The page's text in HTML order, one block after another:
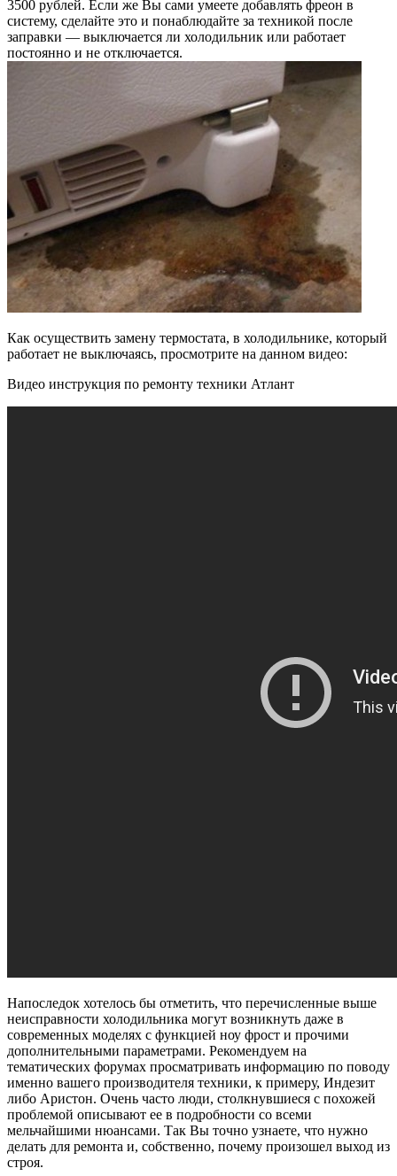
3500 рублей. Если же Вы сами умеете добавлять фреон в
систему, сделайте это и понаблюдайте за техникой после
заправки — выключается ли холодильник или работает
постоянно и не отключается.
Как осуществить замену термостата, в холодильнике, который
работает не выключаясь, просмотрите на данном видео:
Видео инструкция по ремонту техники Атлант
Напоследок хотелось бы отметить, что перечисленные выше
неисправности холодильника могут возникнуть даже в
современных моделях с функцией ноу фрост и прочими
дополнительными параметрами. Рекомендуем на
тематических форумах просматривать информацию по поводу
именно вашего производителя техники, к примеру, Индезит
либо Аристон. Очень часто люди, столкнувшиеся с похожей
проблемой описывают ее в подробности со всеми
мельчайшими нюансами. Так Вы точно узнаете, что нужно
делать для ремонта и, собственно, почему произошел выход из
строя.